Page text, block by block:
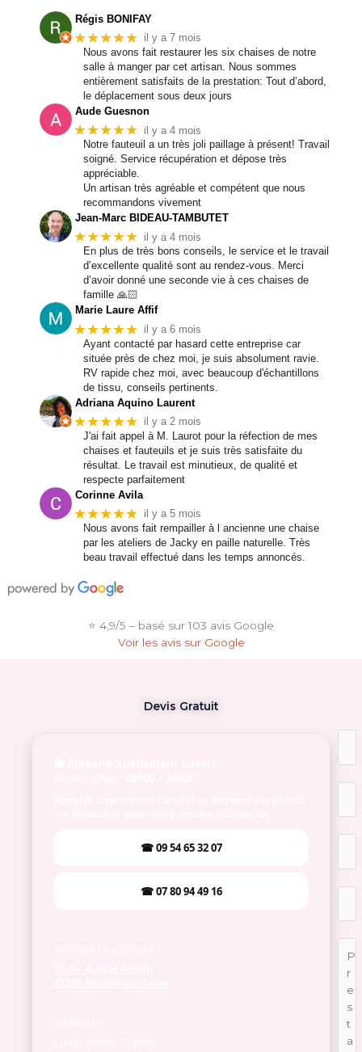
Régis BONIFAY
★★★★★ il y a 7 mois
Nous avons fait restaurer les six chaises de notre
salle à manger par cet artisan. Nous sommes
entièrement satisfaits de la prestation: Tout d’abord,
le déplacement sous deux jours
Aude Guesnon
★★★★★ il y a 4 mois
Notre fauteuil a un très joli paillage à présent! Travail
soigné. Service récupération et dépose très
appréciable.
Un artisan très agréable et compétent que nous
recommandons vivement
Jean-Marc BIDEAU-TAMBUTET
★★★★★ il y a 4 mois
En plus de très bons conseils, le service et le travail
d’excellente qualité sont au rendez-vous. Merci
d’avoir donné une seconde vie à ces chaises de
famille 🙏🏻
Marie Laure Affif
★★★★★ il y a 6 mois
Ayant contacté par hasard cette entreprise car
située près de chez moi, je suis absolument ravie.
RV rapide chez moi, avec beaucoup d'échantillons
de tissu, conseils pertinents.
Adriana Aquino Laurent
★★★★★ il y a 2 mois
J'ai fait appel à M. Laurot pour la réfection de mes
chaises et fauteuils et je suis très satisfaite du
résultat. Le travail est minutieux, de qualité et
respecte parfaitement
Corinne Avila
★★★★★ il y a 5 mois
Nous avons fait rempailler à l ancienne une chaise
par les ateliers de Jacky en paille naturelle. Très
beau travail effectué dans les temps annoncés.
⭐ 4,9/5 – basé sur 103 avis Google
Voir les avis sur Google
Devis Gratuit
☎ 09 54 65 32 07
☎ 07 80 94 49 16